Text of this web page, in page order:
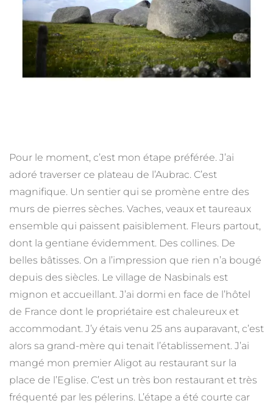
Pour le moment, c’est mon étape préférée. J’ai
adoré traverser ce plateau de l’Aubrac. C’est
magnifique. Un sentier qui se promène entre des
murs de pierres sèches. Vaches, veaux et taureaux
ensemble qui paissent paisiblement. Fleurs partout,
dont la gentiane évidemment. Des collines. De
belles bâtisses. On a l’impression que rien n’a bougé
depuis des siècles. Le village de Nasbinals est
mignon et accueillant. J’ai dormi en face de l’hôtel
de France dont le propriétaire est chaleureux et
accommodant. J’y étais venu 25 ans auparavant, c’est
alors sa grand-mère qui tenait l’établissement. J’ai
mangé mon premier Aligot au restaurant sur la
place de l’Eglise. C’est un très bon restaurant et très
fréquenté par les pélerins. L’étape a été courte car